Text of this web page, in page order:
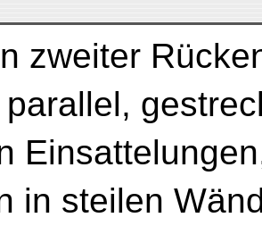
zweiter
in steilen